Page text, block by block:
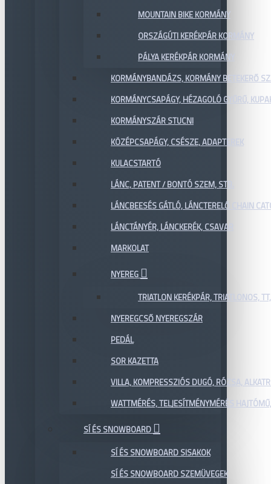
MOUNTAIN BIKE KORMÁNY
ORSZÁGÚTI KERÉKPÁR KORMÁNY
PÁLYA KERÉKPÁR KORMÁNY
KORMÁNYBANDÁZS, KORMÁNY BETEKERŐ
KORMÁNYCSAPÁGY, HÉZAGOLÓ GYŰRŰ,
KORMÁNYSZÁR STUCNI
KÖZÉPCSAPÁGY, CSÉSZE, ADAPTEREK
KULACSTARTÓ
LÁNC, PATENT / BONTÓ SZEM, STB.
LÁNCBEESÉS GÁTLÓ, LÁNCTERELŐ CHAIN
LÁNCTÁNYÉR, LÁNCKERÉK, CSAVAR
MARKOLAT
NYEREG
TRIATLON KERÉKPÁR, TRIATLONOS,
NYEREGCSŐ NYEREGSZÁR
PEDÁL
SOR KAZETTA
VILLA, KOMPRESSZIÓS DUGÓ, RÓZSA,
WATTMÉRÉS, TELJESÍTMÉNYMÉRÉS
SÍ ÉS SNOWBOARD
SÍ ÉS SNOWBOARD SISAKOK
SÍ ÉS SNOWBOARD SZEMÜVEGEK